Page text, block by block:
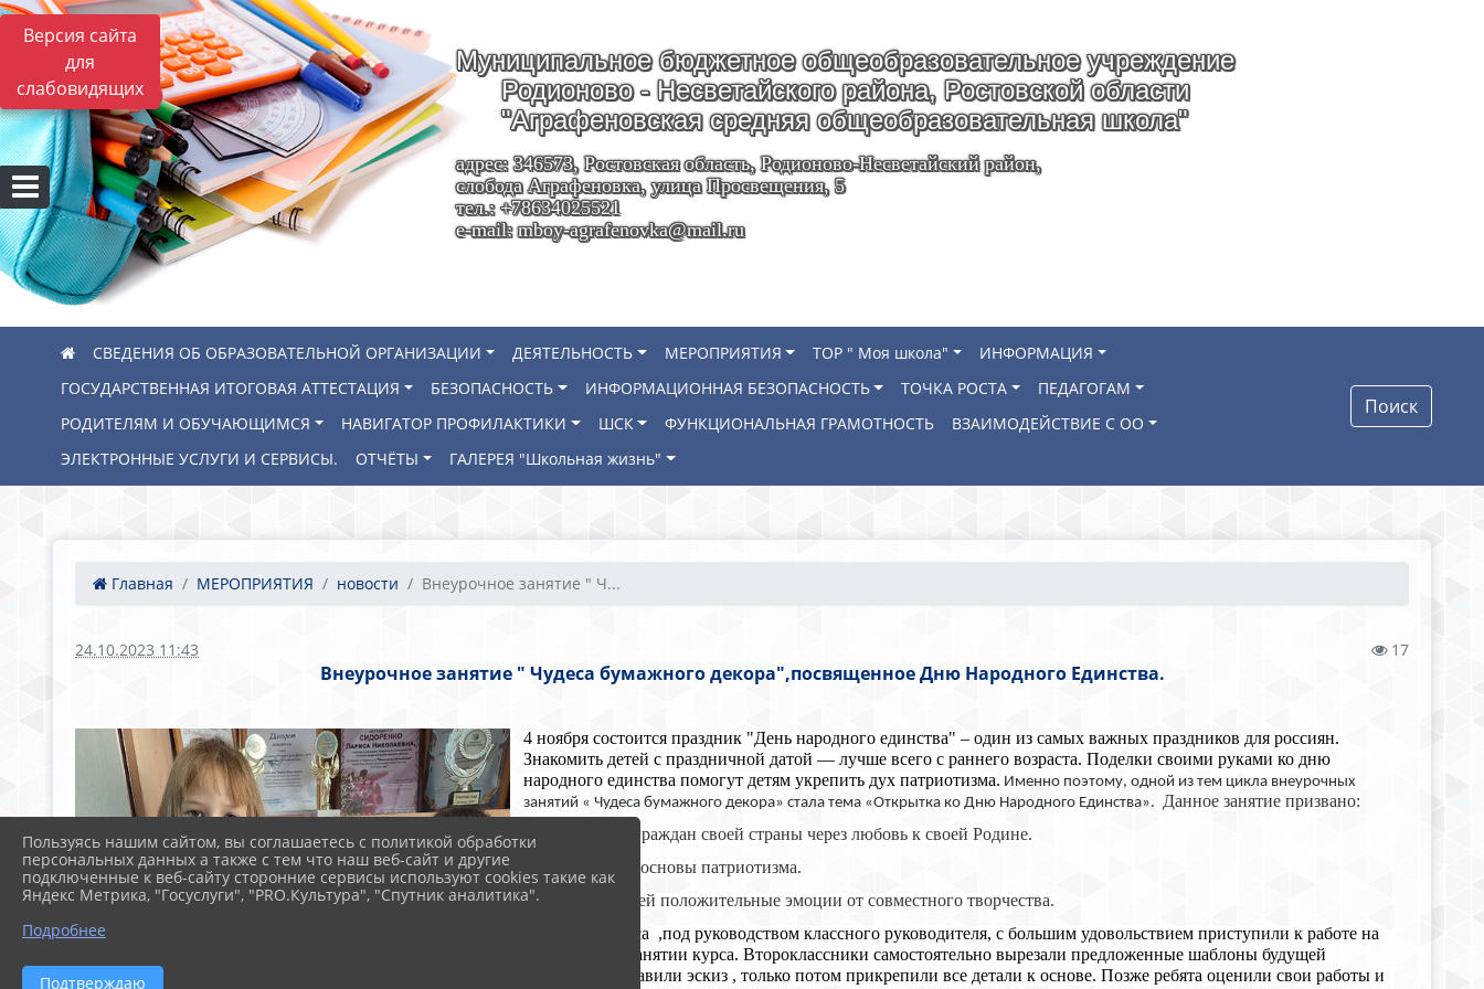
Версия сайта
для
слабовидящих
Муниципальное бюджетное общеобразовательное учреждение
Родионово - Несветайского района, Ростовской области
"Аграфеновская средняя общеобразовательная школа"
адрес: 346573, Ростовская область, Родионово-Несветайский район,
слобода Аграфеновка, улица Просвещения, 5
тел.: +78634025521
e-mail: mboy-agrafenovka@mail.ru
СВЕДЕНИЯ ОБ ОБРАЗОВАТЕЛЬНОЙ ОРГАНИЗАЦИИ ДЕЯТЕЛЬНОСТЬ МЕРОПРИЯТИЯ ТОР " Моя школа"
ИНФОРМАЦИЯ
ГОСУДАРСТВЕННАЯ ИТОГОВАЯ АТТЕСТАЦИЯ
БЕЗОПАСНОСТЬ ИНФОРМАЦИОННАЯ БЕЗОПАСНОСТЬ ТОЧКА РОСТА
ПЕДАГОГАМ
РОДИТЕЛЯМ И ОБУЧАЮЩИМСЯ
НАВИГАТОР ПРОФИЛАКТИКИ ШСК ФУНКЦИОНАЛЬНАЯ ГРАМОТНОСТЬ
ВЗАИМОДЕЙСТВИЕ С ОО
ЭЛЕКТРОННЫЕ УСЛУГИ И СЕРВИСЫ.
ОТЧЁТЫ ГАЛЕРЕЯ "Школьная жизнь"
Поиск
Главная МЕРОПРИЯТИЯ новости Внеурочное занятие " Ч...
24.10.2023 11:43 17
Внеурочное занятие " Чудеса бумажного декора",посвященное Дню Народного Единства.
4 ноября состоится праздник "День народного единства" – один из самых важных праздников для россиян.
Знакомить детей с праздничной датой — лучше всего с раннего возраста. Поделки своими руками ко дню
народного единства помогут детям укрепить дух патриотизма. Именно поэтому, одной из тем цикла внеурочных
занятий « Чудеса бумажного декора» стала тема «Открытка ко Дню Народного Единства». Данное занятие призвано:
-Воспитывать граждан своей страны через любовь к своей Родине.
-Формировать основы патриотизма.
-Вызвать у детей положительные эмоции от совместного творчества.
Ребята 2 класса ,под руководством классного руководителя, с большим удовольствием приступили к работе на
сегодняшнем занятии курса. Второклассники самостоятельно вырезали предложенные шаблоны будущей
открытки, составили эскиз , только потом прикрепили все детали к основе. Позже ребята оценили свои работы и
Пользуясь нашим сайтом, вы соглашаетесь с политикой обработки
персональных данных а также с тем что наш веб-сайт и другие
подключенные к веб-сайту сторонние сервисы используют cookies такие как
Яндекс Метрика, "Госуслуги", "PRO.Культура", "Спутник аналитика".
Подробнее
Подтверждаю